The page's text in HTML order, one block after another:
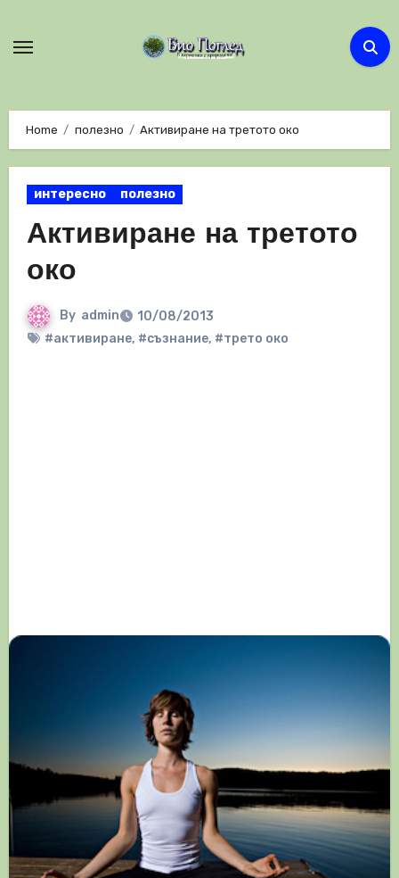
Home полезно Активиране на третото око
интересно полезно
Активиране на третото
око
By admin
10/08/2013
#активиране, #съзнание, #трето око